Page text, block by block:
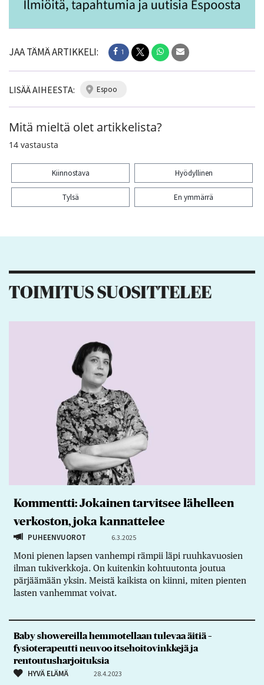
JAA TÄMÄ ARTIKKELI: 1
LISÄÄ AIHEESTA: espoo
Mitä mieltä olet artikkelista?
14 vastausta
Kiinnostava Hyödyllinen
Tylsä En ymmärrä
TOIMITUS SUOSITTELEE
Kommentti: Jokainen tarvitsee lähelleen
verkoston, joka kannattelee
PUHEENVUOROT 6.3.2025
Moni pienen lapsen vanhempi rämpii läpi ruuhkavuosien
ilman tukiverkkoja. On kuitenkin kohtuutonta joutua
pärjäämään yksin. Meistä kaikista on kiinni, miten pienten
lasten vanhemmat voivat.
Baby showereilla hemmotellaan tulevaa äitiä –
fysioterapeutti neuvoo itsehoitovinkkejä ja
rentoutusharjoituksia
HYVÄ ELÄMÄ 28.4.2023